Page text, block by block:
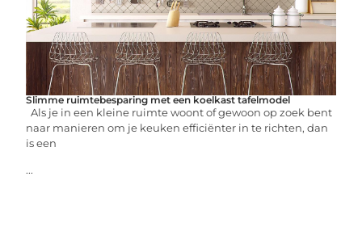
Slimme ruimtebesparing met een koelkast tafelmodel
Als je in een kleine ruimte woont of gewoon op zoek bent
naar manieren om je keuken efficiënter in te richten, dan
is een
...